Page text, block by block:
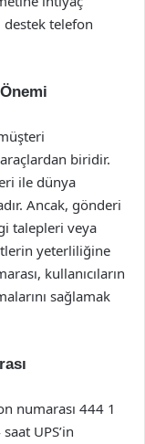
destek telefon
biridir.
ile dünya
Ancak, gönderi
talepleri veya
yeterliliğine
kullanıcıların
sağlamak
numarası 444 1
UPS’in